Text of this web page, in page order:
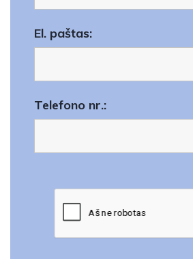
El. paštas:
Telefono nr.: